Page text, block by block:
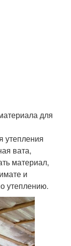
для
утепления
вата,
материал,
и
утеплению.